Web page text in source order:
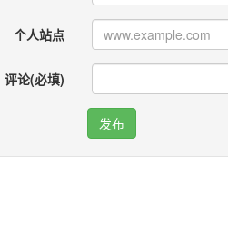
个人站点
评论(必填)